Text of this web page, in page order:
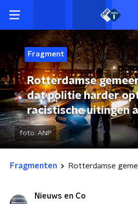
Fragment
Rotterdamse
dat politie harder
racistische uitingen
foto:ANP
Fragmenten
Nieuws en Co